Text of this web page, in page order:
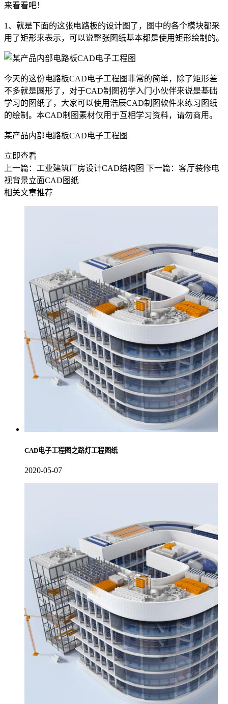
来看看吧！
1、就是下面的这张电路板的设计图了，图中的各个模块都采
用了矩形来表示，可以说整张图纸基本都是使用矩形绘制的。
今天的这份电路板CAD电子工程图非常的简单，除了矩形差
不多就是圆形了，对于CAD制图初学入门小伙伴来说是基础
学习的图纸了，大家可以使用浩辰CAD制图软件来练习图纸
的绘制。本CAD制图素材仅用于互相学习资料，请勿商用。
某产品内部电路板CAD电子工程图
立即查看
上一篇：工业建筑厂房设计CAD结构图 下一篇：客厅装修电
视背景立面CAD图纸
相关文章推荐
CAD电子工程图之路灯工程图纸
2020-05-07